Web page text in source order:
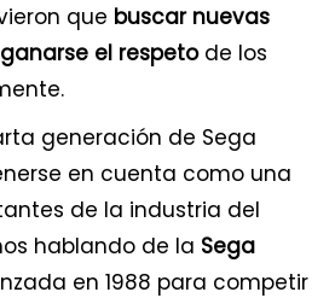
que buscar nuevas
el respetode los
generación de Sega
en cuenta como una
de la industria del
hablando de la Sega
en 1988 para competir